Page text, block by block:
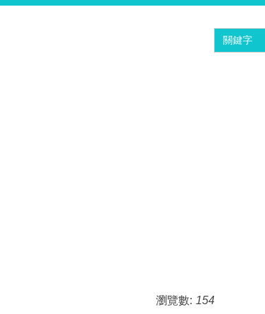
瀏覽數: 154